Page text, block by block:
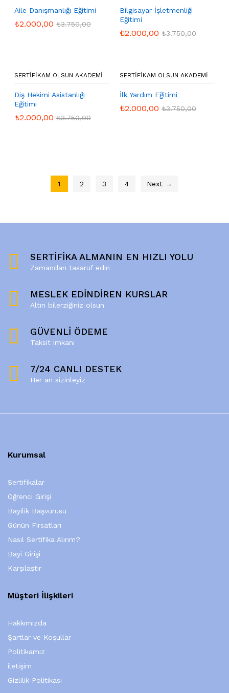
Aile Danışmanlığı Eğitimi
₺2.000,00 ₺3.750,00
Bilgisayar İşletmenliği
Eğitimi
₺2.000,00 ₺3.750,00
SERTIFIKAM OLSUN AKADEMI
Diş Hekimi Asistanlığı
Eğitimi
₺2.000,00 ₺3.750,00
SERTIFIKAM OLSUN AKADEMI
İlk Yardım Eğitimi
₺2.000,00 ₺3.750,00
1 2 3 4 Next →
SERTİFİKA ALMANIN EN HIZLI YOLU
Zamandan tasaruf edin
MESLEK EDİNDİREN KURSLAR
Altın bilerziğiniz olsun
GÜVENLİ ÖDEME
Taksit imkanı
7/24 CANLI DESTEK
Her an sizinleyiz
Kurumsal
Sertifikalar
Öğrenci Girişi
Bayilik Başvurusu
Günün Firsatları
Nasıl Sertifika Alırım?
Bayi Girişi
Karşılaştır
Müşteri İlişkileri
Hakkımızda
Şartlar ve Koşullar
Politikamız
iletişim
Gizlilik Politikası